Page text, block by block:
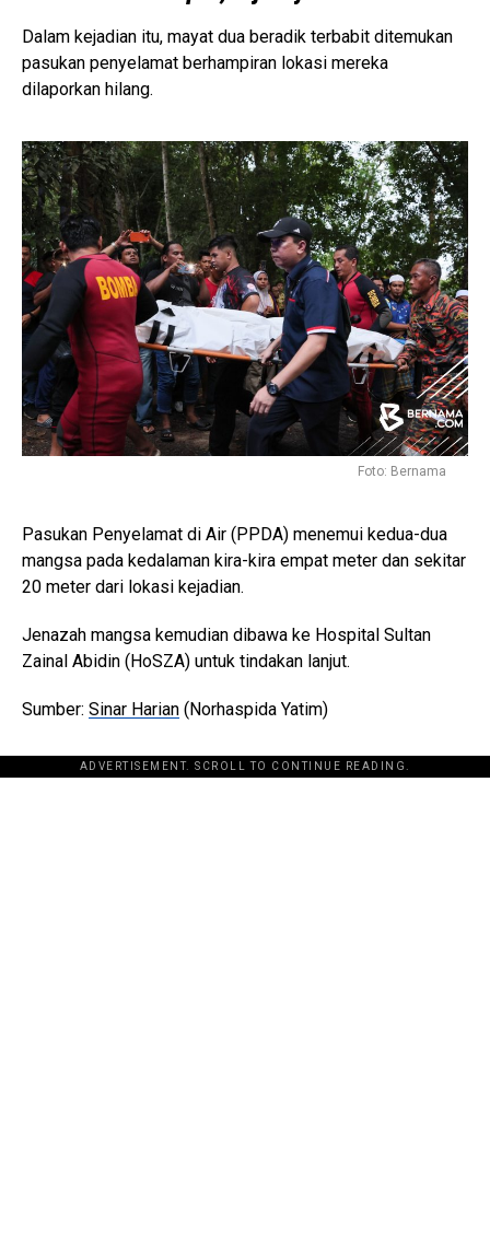
Dalam kejadian itu, mayat dua beradik terbabit ditemukan
pasukan penyelamat berhampiran lokasi mereka
dilaporkan hilang.
Foto: Bernama
Pasukan Penyelamat di Air (PPDA) menemui kedua-dua
mangsa pada kedalaman kira-kira empat meter dan sekitar
20 meter dari lokasi kejadian.
Jenazah mangsa kemudian dibawa ke Hospital Sultan
Zainal Abidin (HoSZA) untuk tindakan lanjut.
Sumber: Sinar Harian (Norhaspida Yatim)
ADVERTISEMENT. SCROLL TO CONTINUE READING.